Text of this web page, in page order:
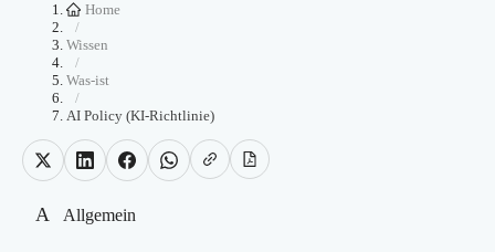
Home
/
Wissen
/
Was-ist
/
AI Policy (KI-Richtlinie)
A Allgemein